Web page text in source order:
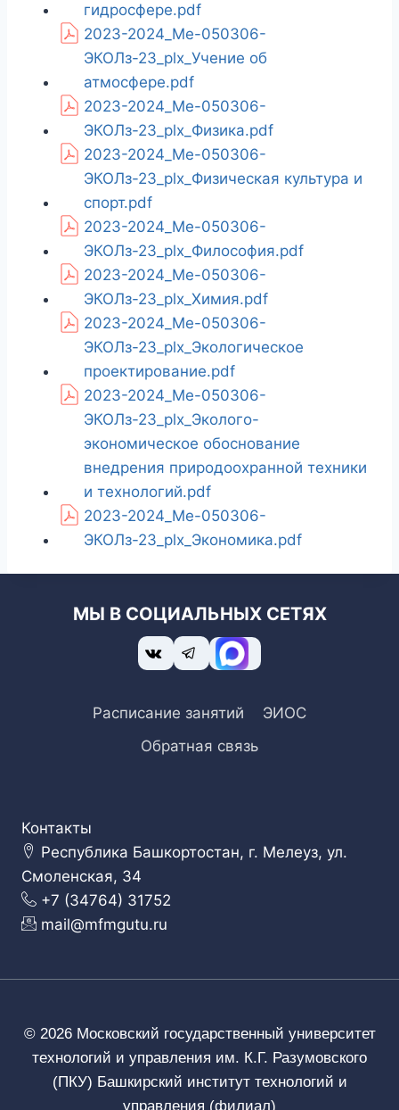
гидросфере.pdf
2023-2024_Ме-050306-
ЭКОЛз-23_plx_Учение об
атмосфере.pdf
2023-2024_Ме-050306-
ЭКОЛз-23_plx_Физика.pdf
2023-2024_Ме-050306-
ЭКОЛз-23_plx_Физическая культура и
спорт.pdf
2023-2024_Ме-050306-
ЭКОЛз-23_plx_Философия.pdf
2023-2024_Ме-050306-
ЭКОЛз-23_plx_Химия.pdf
2023-2024_Ме-050306-
ЭКОЛз-23_plx_Экологическое
проектирование.pdf
2023-2024_Ме-050306-
ЭКОЛз-23_plx_Эколого-
экономическое обоснование
внедрения природоохранной техники
и технологий.pdf
2023-2024_Ме-050306-
ЭКОЛз-23_plx_Экономика.pdf
МЫ В СОЦИАЛЬНЫХ СЕТЯХ
Расписание занятий
ЭИОС
Обратная связь
Контакты
Республика Башкортостан, г. Мелеуз, ул.
Смоленская, 34
+7 (34764) 31752
mail@mfmgutu.ru
© 2026 Московский государственный университет
технологий и управления им. К.Г. Разумовского
(ПКУ) Башкирский институт технологий и
управления (филиал)